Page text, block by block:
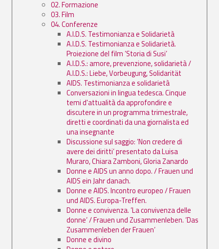
02. Formazione
03. Film
04. Conferenze
A.I.D.S. Testimonianza e Solidarietà
A.I.D.S. Testimonianza e Solidarietà.
Proiezione del film ’Storia di Susi’
A.I.D.S.: amore, prevenzione, solidarietà /
A.I.D.S.: Liebe, Vorbeugung, Solidarität
AIDS. Testimonianza e solidarietà
Conversazioni in lingua tedesca. Cinque
temi d'attualità da approfondire e
discutere in un programma trimestrale,
diretti e coordinati da una giornalista ed
una insegnante
Discussione sul saggio: ’Non credere di
avere dei diritti’ presentato da Luisa
Muraro, Chiara Zamboni, Gloria Zanardo
Donne e AIDS un anno dopo. / Frauen und
AIDS ein Jahr danach.
Donne e AIDS. Incontro europeo / Frauen
und AIDS. Europa-Treffen.
Donne e convivenza. ’La convivenza delle
donne’ / Frauen und Zusammenleben. ’Das
Zusammenleben der Frauen’
Donne e divino